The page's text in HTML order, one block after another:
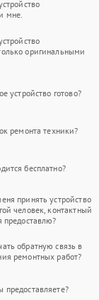
мне.
оригинальными
устройство готово?
ремонта техники?
бесплатно?
принять устройство
человек, контактный
предоставлю?
обратную связь в
ремонтных работ?